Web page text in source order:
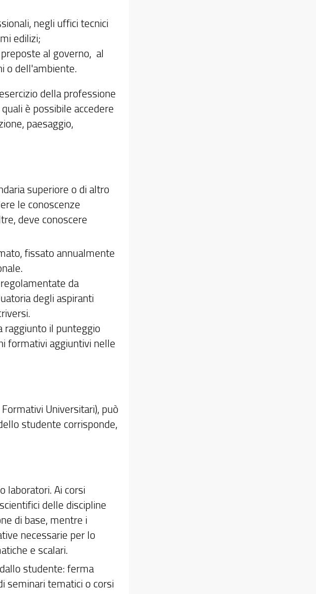
negli uffici tecnici
edilizi;
al governo, al
o dell'ambiente.
della professione
è possibile accedere
paesaggio,
superiore o di altro
le conoscenze
deve conoscere
fissato annualmente
da
degli aspiranti
raggiunto il punteggio
formativi aggiuntivi nelle
Universitari), può
studente corrisponde,
laboratori. Ai corsi
delle discipline
di base, mentre i
necessarie per lo
e scalari.
studente: ferma
seminari tematici o corsi